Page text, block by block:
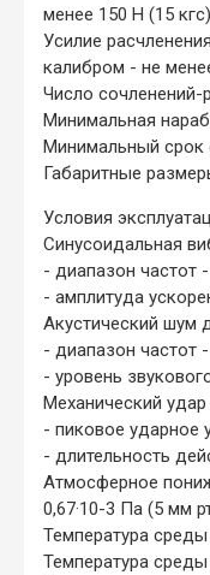
менее 150 Н (15 кгс).
Усилие
калибром - не
Число сочленений-
Минимальная
Минимальный срок
Габаритные
Условия
Синусоидальная
- диапазон частот
- амплитуда
Акустический шум
- диапазон частот
- уровень
Механический
- пиковое ударное
- длительность
Атмосферное
0,67·10-3 Па (5 мм
Температура
Температура